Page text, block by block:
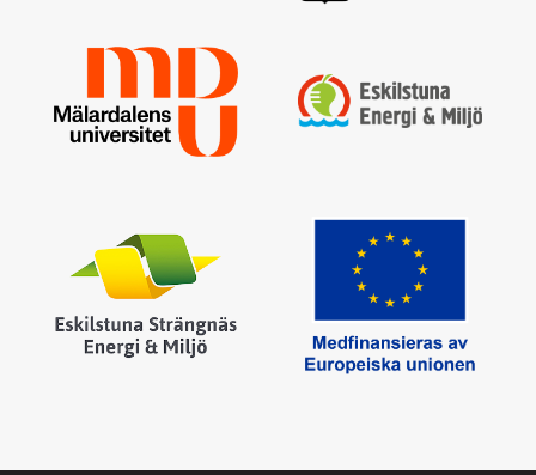
Logga in
Glömt lösenordet ?
Fyll i din e-postadress så skickas ett nytt